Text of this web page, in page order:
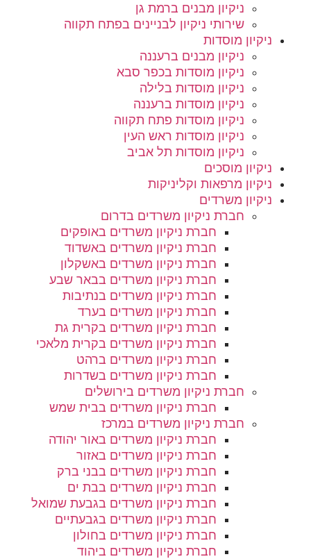
ניקיון מבנים ברמת גן
שירותי ניקיון לבניינים בפתח תקווה
ניקיון מוסדות
ניקיון מבנים ברעננה
ניקיון מוסדות בכפר סבא
ניקיון מוסדות בלילה
ניקיון מוסדות ברעננה
ניקיון מוסדות פתח תקווה
ניקיון מוסדות ראש העין
ניקיון מוסדות תל אביב
ניקיון מוסכים
ניקיון מרפאות וקליניקות
ניקיון משרדים
חברת ניקיון משרדים בדרום
חברת ניקיון משרדים באופקים
חברת ניקיון משרדים באשדוד
חברת ניקיון משרדים באשקלון
חברת ניקיון משרדים בבאר שבע
חברת ניקיון משרדים בנתיבות
חברת ניקיון משרדים בערד
חברת ניקיון משרדים בקרית גת
חברת ניקיון משרדים בקרית מלאכי
חברת ניקיון משרדים ברהט
חברת ניקיון משרדים בשדרות
חברת ניקיון משרדים בירושלים
חברת ניקיון משרדים בבית שמש
חברת ניקיון משרדים במרכז
חברת ניקיון משרדים באור יהודה
חברת ניקיון משרדים באזור
חברת ניקיון משרדים בבני ברק
חברת ניקיון משרדים בבת ים
חברת ניקיון משרדים בגבעת שמואל
חברת ניקיון משרדים בגבעתיים
חברת ניקיון משרדים בחולון
חברת ניקיון משרדים ביהוד